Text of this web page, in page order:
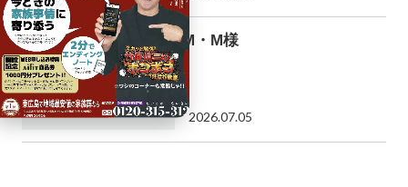
M・M様
2026.07.05